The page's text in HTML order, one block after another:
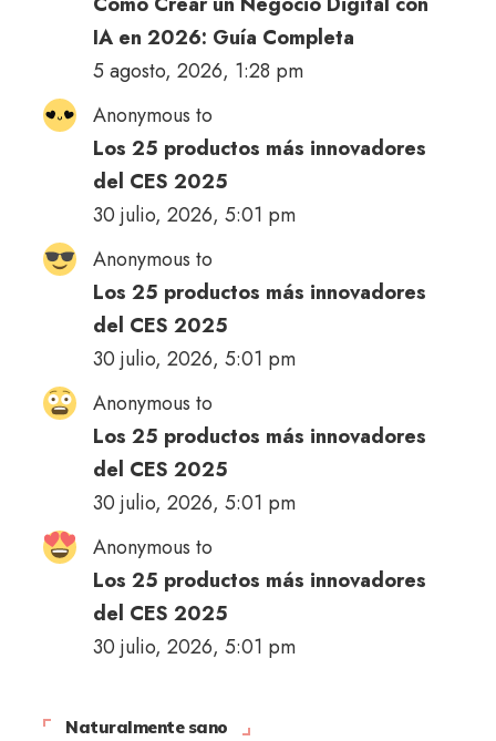
IA en 2026: Guía Completa
5 agosto, 2026, 1:28 pm
Anonymous to
Los 25 productos más innovadores
del CES 2025
30 julio, 2026, 5:01 pm
Anonymous to
Los 25 productos más innovadores
del CES 2025
30 julio, 2026, 5:01 pm
Anonymous to
Los 25 productos más innovadores
del CES 2025
30 julio, 2026, 5:01 pm
Anonymous to
Los 25 productos más innovadores
del CES 2025
30 julio, 2026, 5:01 pm
Naturalmente sano